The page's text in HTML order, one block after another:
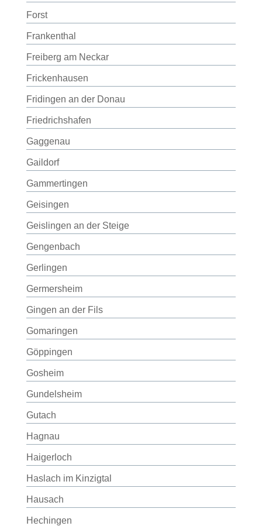
Forst
Frankenthal
Freiberg am Neckar
Frickenhausen
Fridingen an der Donau
Friedrichshafen
Gaggenau
Gaildorf
Gammertingen
Geisingen
Geislingen an der Steige
Gengenbach
Gerlingen
Germersheim
Gingen an der Fils
Gomaringen
Göppingen
Gosheim
Gundelsheim
Gutach
Hagnau
Haigerloch
Haslach im Kinzigtal
Hausach
Hechingen